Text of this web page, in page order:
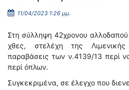
11/04/2023 1:26 μμ.
Στη σύλληψη 42χρονου
χθες, στελέχη της
παραβάσεις των ν.4139/13 περί
περί όπλων.
Συγκεκριμένα, σε έλεγχο που